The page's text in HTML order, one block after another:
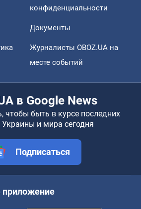
конфиденциальности
Документы
Журналисты OBOZ.UA на
месте событий
в Google News
чтобы быть в курсе последних
Украины и мира сегодня
Подписаться
приложение